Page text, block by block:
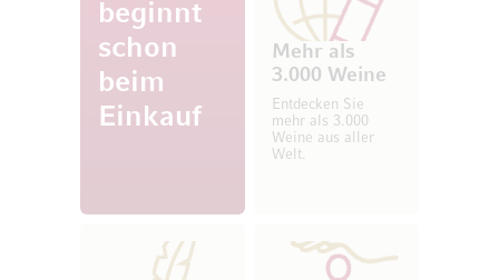
beginnt
schon
beim
Einkauf
Mehr als
3.000 Weine
Entdecken Sie
mehr als 3.000
Weine aus aller
Welt.